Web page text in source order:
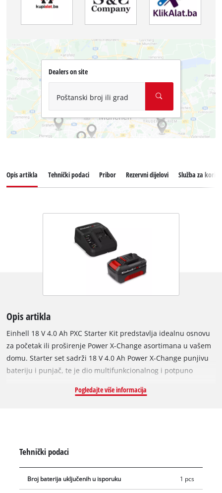
Dealers on site
Poštanski broj ili grad
Opis artikla Tehnički podaci Pribor Rezervni dijelovi Služba za
Opis artikla
Einhell 18 V 4.0 Ah PXC Starter Kit predstavlja idealnu osnovu
za početak ili proširenje Power X-Change asortimana u vašem
domu. Starter set sadrži 18 V 4.0 Ah Power X-Change punjivu
bateriju i punjač, te je dio multifunkcionalnog i potpuno
Einhella. Punjive baterije iz Power X-Change serije mogu se
samopražnjenje, što omogućava stalno visoke performanse.
Model 18 V 4.0 Ah Power X-Change predstavlja osnovnu
bateriju iz Power X-Change porodice, te je pogodna i za TWIN-
Pogledajte više informacija
Tehnički podaci
Broj baterija uključenih u isporuku 1 pcs